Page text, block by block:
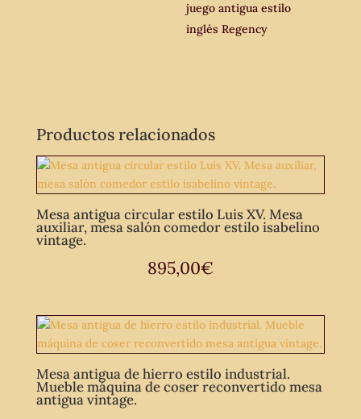
juego antigua estilo
inglés Regency
Productos relacionados
Mesa antigua circular estilo Luis XV. Mesa
auxiliar, mesa salón comedor estilo isabelino
vintage.
895,00€
Mesa antigua de hierro estilo industrial.
Mueble máquina de coser reconvertido mesa
antigua vintage.